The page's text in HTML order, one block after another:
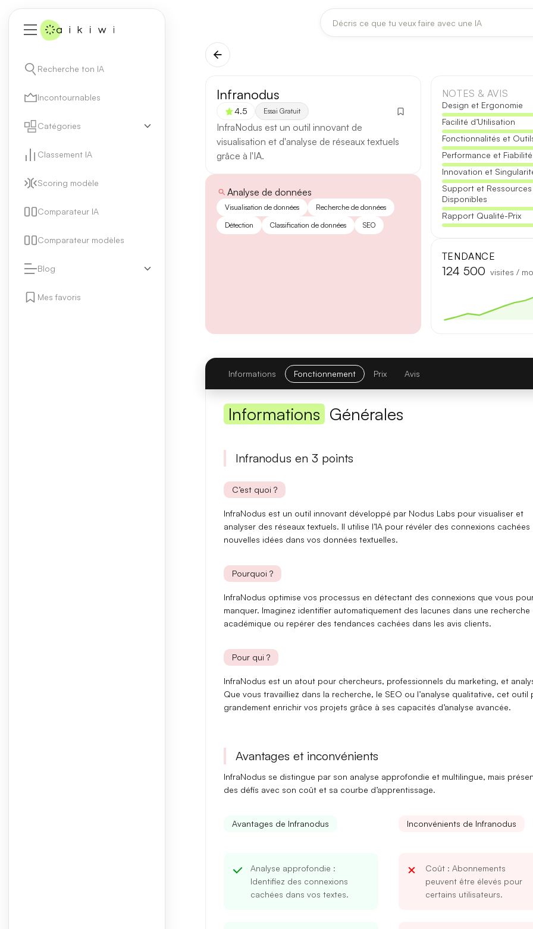
Recherche ton IA
Incontournables
Catégories
Classement IA
Scoring modèle
Comparateur IA
Comparateur modèles
Blog
Mes favoris
[TEST] Claude Opus 4.8 : ce qui change
5 août 2026
Anthropic met à jour Claude Opus le 2 août 2026. Cette
fiabilité des réponses longues et la vitesse de première réponse.
Ce qui change
Contexte étendu — les documents longs sont traités d’un
— latence réduite sur les requêtes courtes.
Comparatif avec la version précédente
Latence 1re réponse
Contexte maximal
[TEST] Midjourney V8 : ce qui change
5 juillet 2026
Infranodus
4.5 Essai Gratuit
InfraNodus est un outil innovant de
visualisation et d'analyse de réseaux textuels
grâce à l'IA.
Analyse de données
Visualisation de données
Recherche de données
Détection
Classification de données SEO
NOTES & AVIS
Design et Ergonomie
Facilité d’Utilisation
Fonctionnalités et
Performance et Fiabilité
Innovation et
Support et Ressources
Disponibles
Rapport Qualité-Prix
TENDANCE
124 500 visites /
Informations Fonctionnement Prix Avis
Informations Générales
Infranodus en 3 points
C’est quoi ?
InfraNodus est un outil innovant développé par Nodus Labs pour visualiser et
analyser des réseaux textuels. Il utilise l’IA pour révéler des connexions cachées
nouvelles idées dans vos données textuelles.
Pourquoi ?
InfraNodus optimise vos processus en détectant des connexions que vous
manquer. Imaginez identifier automatiquement des lacunes dans une recherche
académique ou repérer des tendances cachées dans les avis clients.
Pour qui ?
InfraNodus est un atout pour chercheurs, professionnels du marketing, et
Que vous travailliez dans la recherche, le SEO ou l’analyse qualitative, cet outil
grandement enrichir vos projets grâce à ses capacités d’analyse avancée.
Avantages et inconvénients
InfraNodus se distingue par son analyse approfondie et multilingue, mais
des défis avec son coûtet sa courbe d’apprentissage.
Avantages de Infranodus
Analyse approfondie :
Identifiez des connexions
cachées dans vos textes.
Inconvénients de Infranodus
Coût: Abonnements
peuvent être élevés pour
certains utilisateurs.